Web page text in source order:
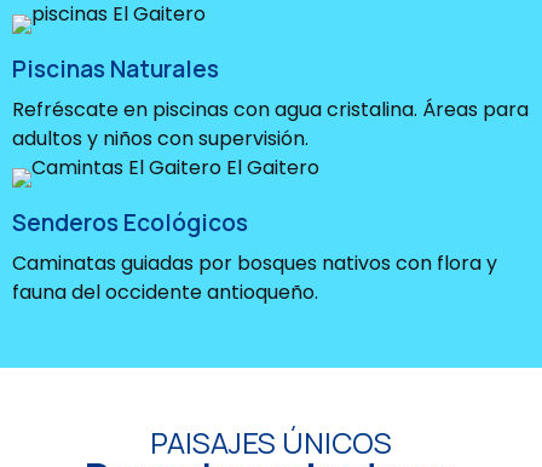
Piscinas Naturales
Refréscate en piscinas con agua cristalina. Áreas para
adultos y niños con supervisión.
Senderos Ecológicos
Caminatas guiadas por bosques nativos con flora y
fauna del occidente antioqueño.
PAISAJES ÚNICOS